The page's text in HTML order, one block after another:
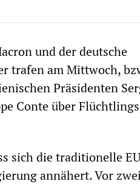
und der deutsche
trafen am Mittwoch,
Präsidenten
Conte über
sich die traditionelle
annähert. Vor